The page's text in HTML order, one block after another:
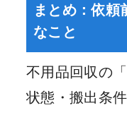
まとめ：依頼
なこと
不用品回収の
状態・搬出条